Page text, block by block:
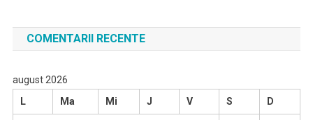
COMENTARII RECENTE
august 2026
L
Ma Mi J V S D